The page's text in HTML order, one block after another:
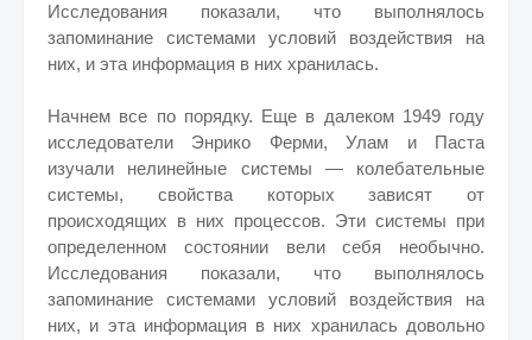
Исследования показали, что выполнялось
запоминание системами условий воздействия на
них, и эта информация в них хранилась.
Начнем все по порядку. Еще в далеком 1949 году
исследователи Энрико Ферми, Улам и Паста
изучали нелинейные системы — колебательные
системы, свойства которых зависят от
происходящих в них процессов. Эти системы при
определенном состоянии вели себя необычно.
Исследования показали, что выполнялось
запоминание системами условий воздействия на
них, и эта информация в них хранилась довольно